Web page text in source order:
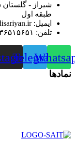
شیراز -
طبقه اول
ایمیل: info@irsapardisariyan.ir
تلفن: ۳۶۵۱۵۶۵۱ - ۰۷۱
Telegram
نمادها